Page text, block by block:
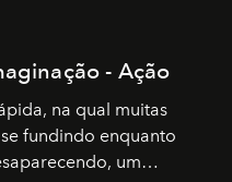
- Ação
na qual muitas
fundindo enquanto
um